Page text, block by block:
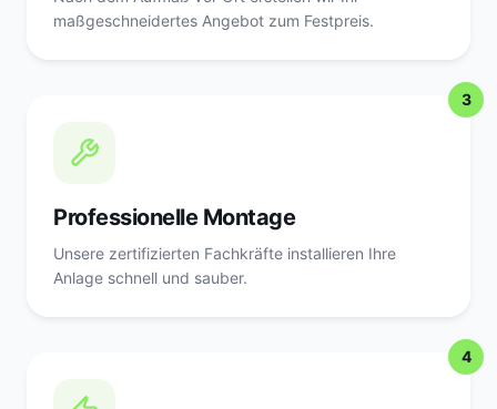
maßgeschneidertes Angebot zum Festpreis.
3
Professionelle Montage
Unsere zertifizierten Fachkräfte installieren Ihre
Anlage schnell und sauber.
4